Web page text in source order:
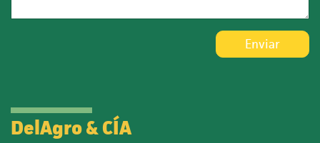
Enviar
DelAgro & CÍA